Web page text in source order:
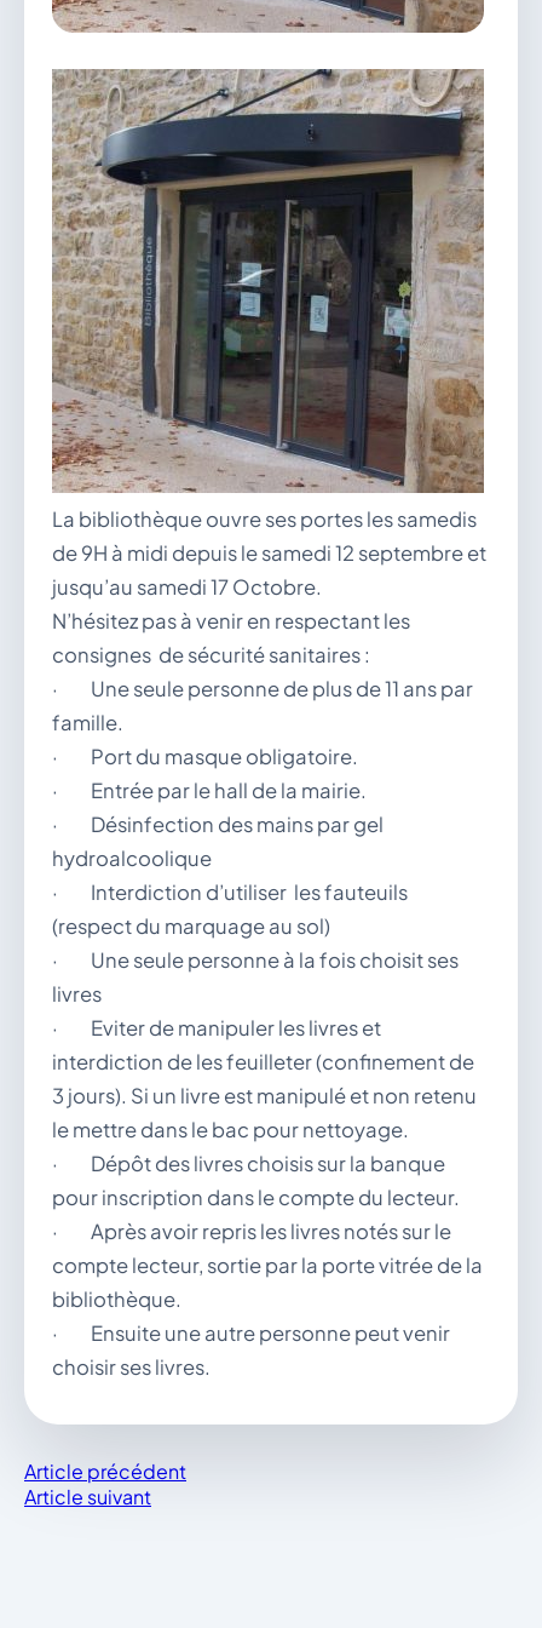
vous.
mairie@douvres.fr
140 Place de la Babillière, 01500 Douvres
Contacter la mairie
Le guichet des associations
publier une annonce
La bibliothèque ouvre ses portes les samedis
de 9H à midi depuis le samedi 12 septembre et
jusqu’au samedi 17 Octobre.
N’hésitez pas à venir en respectant les
consignes de sécurité sanitaires :
· Une seule personne de plus de 11 ans par
famille.
· Port du masque obligatoire.
· Entrée par le hall de la mairie.
· Désinfection des mains par gel
hydroalcoolique
· Interdiction d’utiliser les fauteuils
(respect du marquage au sol)
· Une seule personne à la fois choisit ses
livres
· Eviter de manipuler les livres et
interdiction de les feuilleter (confinement de
3 jours). Si un livre est manipulé et non retenu
le mettre dans le bac pour nettoyage.
· Dépôt des livres choisis sur la banque
pour inscription dans le compte du lecteur.
· Après avoir repris les livres notés sur le
compte lecteur, sortie par la porte vitrée de la
bibliothèque.
· Ensuite une autre personne peut venir
choisir ses livres.
Article précédent
Article suivant